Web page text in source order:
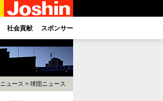
社会貢献 スポンサー
ニュース > 球団ニュース